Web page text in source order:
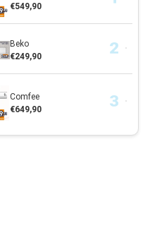
€549,90
Beko
€249,90
Comfee
€649,90